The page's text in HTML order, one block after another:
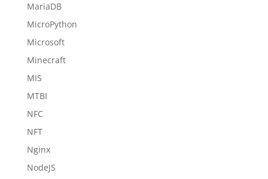
MariaDB
MicroPython
Microsoft
Minecraft
MIS
MTBI
NFC
NFT
Nginx
NodeJS